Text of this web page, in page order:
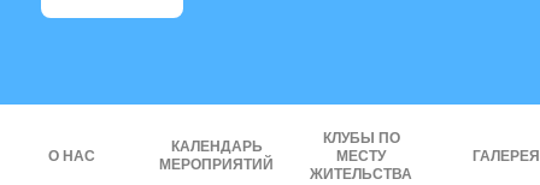
О НАС
КАЛЕНДАРЬ
МЕРОПРИЯТИЙ
КЛУБЫ ПО
МЕСТУ
ЖИТЕЛЬСТВА
ГАЛЕРЕЯ